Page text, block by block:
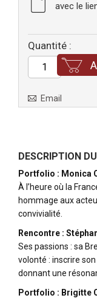
avec le
Quantité :
Email
DESCRIPTION
Portfolio : Monica
À l’heure où la
hommage aux
convivialité.
Rencontre :
Ses passions : sa
volonté : inscrire
donnant une
Portfolio : Brigitte